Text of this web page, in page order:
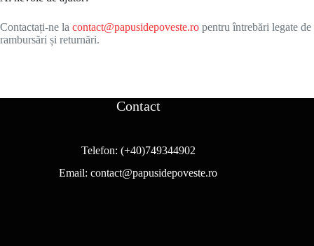
Contactați-ne la contact@papusidepoveste.ro pentru întrebări legate de
rambursări și returnări.
Contact
Telefon: (+40)749344902
Email:contact@papusidepoveste.ro